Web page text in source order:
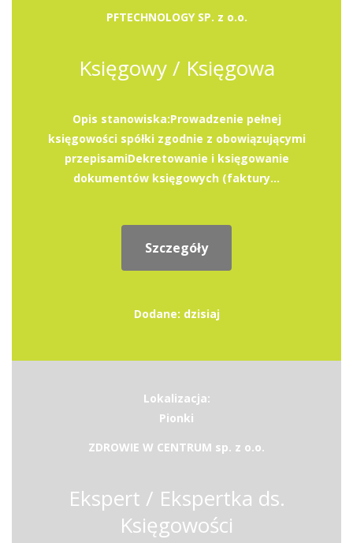
PFTECHNOLOGY SP. z o.o.
Księgowy / Księgowa
Opis stanowiska:Prowadzenie pełnej
księgowości spółki zgodnie z obowiązującymi
przepisamiDekretowanie i księgowanie
dokumentów księgowych (faktury...
Szczegóły
Dodane: dzisiaj
Lokalizacja:
Pionki
ZDROWIE W CENTRUM sp. z o.o.
Ekspert / Ekspertka ds.
Księgowości